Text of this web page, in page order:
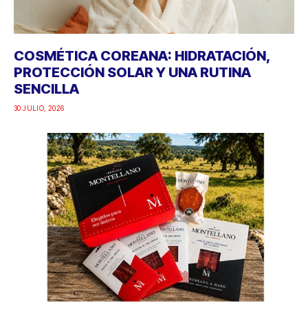
COSMÉTICA COREANA: HIDRATACIÓN,
PROTECCIÓN SOLAR Y UNA RUTINA
SENCILLA
30 JULIO, 2026